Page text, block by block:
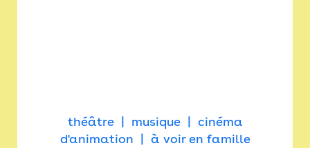
théâtre musique
cinéma
d'animation
à voir en famille